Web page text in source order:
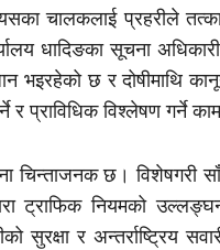
चालकलाई प्रहरीले
धादिङका सूचना
भइरहेको छ र दोषीमाथि
र प्राविधिक विश्लेषण गर्ने
चिन्ताजनक छ।
ट्राफिक नियमको
सुरक्षा र